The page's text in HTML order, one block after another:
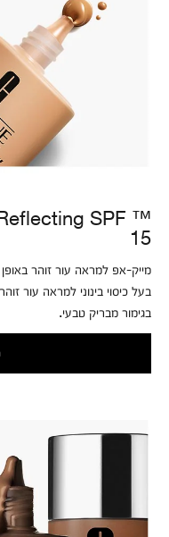
SPF
15
מייק-אפ למראה עור זוהר באופן
בעל כיסוי בינוני למראה עור
בגימור מבריק טבעי.